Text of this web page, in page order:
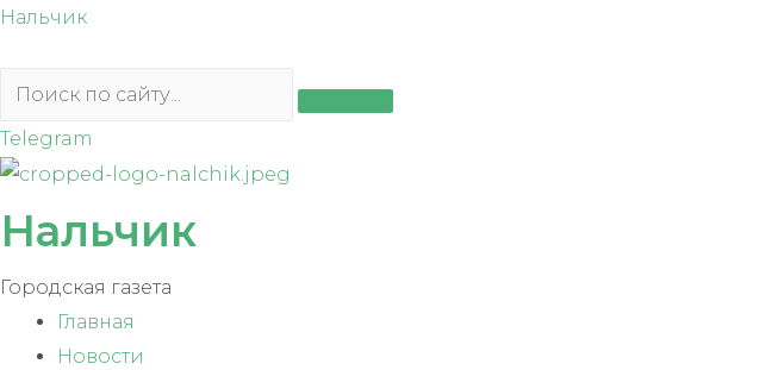
Перейти
содержимому
Нальчик
Telegram
Нальчик
Городская газета
Главная
Новости